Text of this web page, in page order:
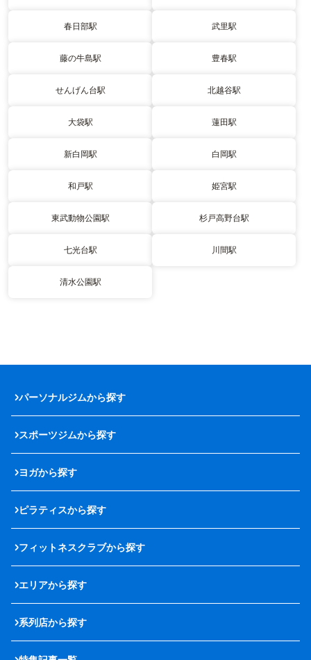
春日部駅 武里駅
藤の牛島駅 豊春駅
せんげん台駅 北越谷駅
大袋駅 蓮田駅
新白岡駅 白岡駅
和戸駅 姫宮駅
東武動物公園駅 杉戸高野台駅
七光台駅 川間駅
清水公園駅
パーソナルジムから探す
スポーツジムから探す
ヨガから探す
ピラティスから探す
フィットネスクラブから探す
エリアから探す
系列店から探す